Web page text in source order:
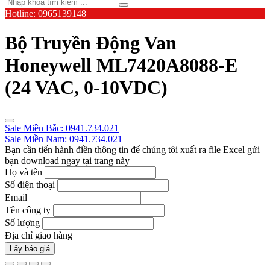
Hotline: 0965139148
Bộ Truyền Động Van
Honeywell ML7420A8088-E
(24 VAC, 0-10VDC)
Sale Miền Bắc: 0941.734.021
Sale Miền Nam: 0941.734.021
Bạn cần tiến hành điền thông tin để chúng tôi xuất ra file Excel gửi
bạn download ngay tại trang này
Họ và tên
Số điện thoại
Email
Tên công ty
Số lượng
Địa chỉ giao hàng